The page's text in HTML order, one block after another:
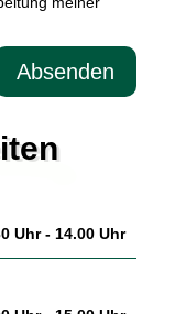
Absenden
Uhr - 14.00 Uhr